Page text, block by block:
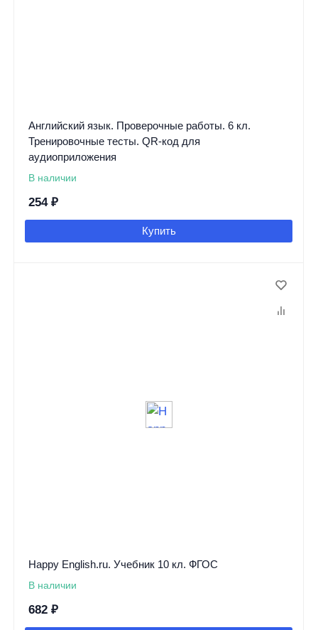
Английский язык. Проверочные работы. 6 кл.
Тренировочные тесты. QR-код для
аудиоприложения
В наличии
254 ₽
Купить
Happy English.ru. Учебник 10 кл. ФГОС
В наличии
682 ₽